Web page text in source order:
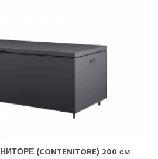
(CONTENITORE) 200 см